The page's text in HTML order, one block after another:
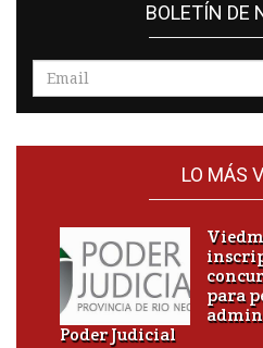
BOLETÍN DE
LO MÁS
para
Poder Judicial